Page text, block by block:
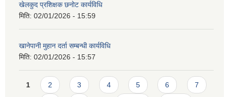
खेलकुद प्रशिक्षक छनोट कार्यविधि
मिति: 02/01/2026 - 15:59
खानेपानी मुहान दर्ता सम्बन्धी कार्यविधि
मिति: 02/01/2026 - 15:57
Pages
1 2 3 4 5 6 7